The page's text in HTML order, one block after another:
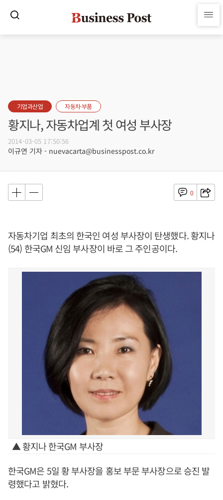
기업과산업 자동차·부품
황지나, 자동차업계 첫 여성 부사장
2014-03-05 17:50:56
이규연 기자 - nuevacarta@businesspost.co.kr
0
자동차기업 최초의 한국인 여성 부사장이 탄생했다. 황지나
(54) 한국GM 신임 부사장이 바로 그 주인공이다.
▲ 황지나 한국GM 부사장
한국GM은 5일 황 부사장을 홍보 부문 부사장으로 승진 발
령했다고 밝혔다.